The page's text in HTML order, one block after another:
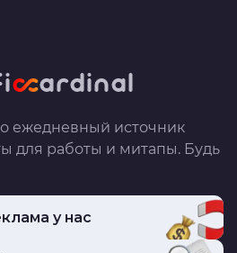
ежедневный источник
для работы и митапы. Будь
у нас